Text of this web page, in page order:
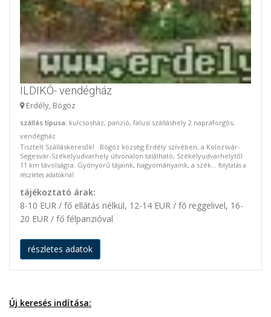
ILDIKÓ- vendégház
Erdély, Bögöz
szállás típusa: kulcsosház, panzió, falusi szálláshely 2 napraforgós,
vendégház
Tisztelt Szálláskeresők! Bögöz község Erdély szívében, a Kolozsvár-
Segesvár-Székelyudvarhely útvonalon található, Székelyudvarhelytől
11 km távolságra. Gyönyörű tájaink, hagyományaink, a szék... folytatás a
részletes adatoknál
tájékoztató árak:
8-10 EUR / fő ellátás nélkül, 12-14 EUR / fő reggelivel, 16-
20 EUR / fő félpanzióval
részletes adatok
Új keresés indítása: